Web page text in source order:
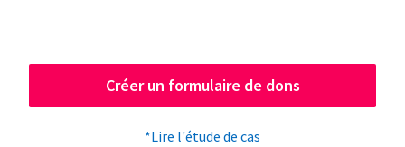
Créer un formulaire de dons
*Lire l'étude de cas